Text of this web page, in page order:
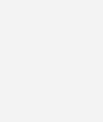
hohe
in Deutschland
ein einheitliches